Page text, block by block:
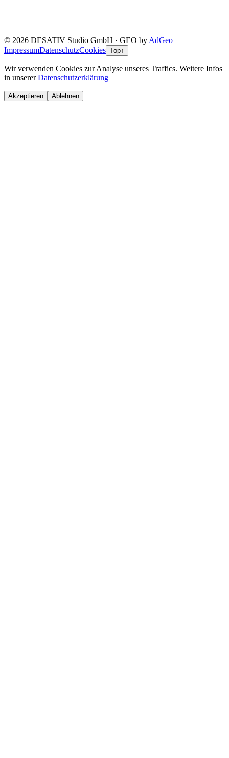
© 2026 DESATIV Studio GmbH · GEO by AdGeo
ImpressumDatenschutzCookies Top↑
Wir verwenden Cookies zur Analyse unseres Traffics. Weitere Infos
in unserer Datenschutzerklärung
Akzeptieren Ablehnen